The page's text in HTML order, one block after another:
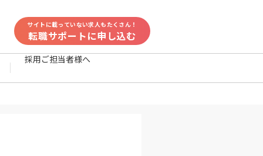
サイトに載っていない求人もたくさん！
転職サポートに申し込む
採用ご担当者様へ